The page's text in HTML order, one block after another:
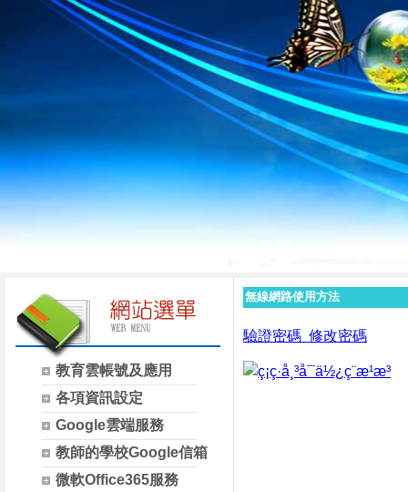
教育雲帳號及應用
各項資訊設定
Google雲端服務
教師的學校Google信箱
微軟Office365服務
無線網路使用方法
驗證密碼 修改密碼